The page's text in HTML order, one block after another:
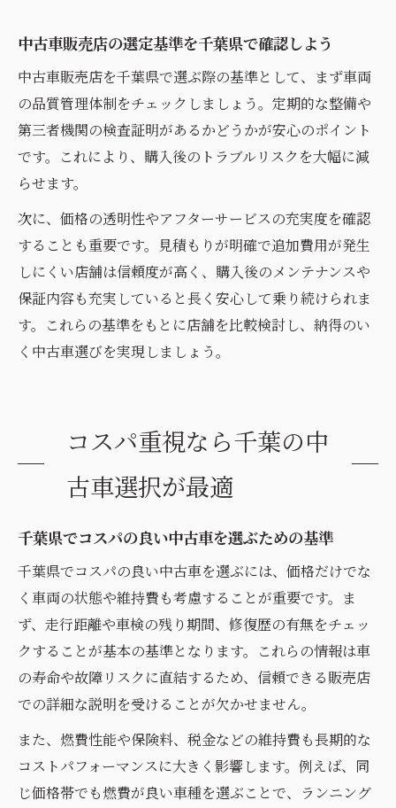
中古車販売店の選定基準を千葉県で確認しよう
中古車販売店を千葉県で選ぶ際の基準として、まず車両
の品質管理体制をチェックしましょう。定期的な整備や
第三者機関の検査証明があるかどうかが安心のポイント
です。これにより、購入後のトラブルリスクを大幅に減
らせます。
次に、価格の透明性やアフターサービスの充実度を確認
することも重要です。見積もりが明確で追加費用が発生
しにくい店舗は信頼度が高く、購入後のメンテナンスや
保証内容も充実していると長く安心して乗り続けられま
す。これらの基準をもとに店舗を比較検討し、納得のい
く中古車選びを実現しましょう。
コスパ重視なら千葉の中
古車選択が最適
千葉県でコスパの良い中古車を選ぶための基準
千葉県でコスパの良い中古車を選ぶには、価格だけでな
く車両の状態や維持費も考慮することが重要です。ま
ず、走行距離や車検の残り期間、修復歴の有無をチェッ
クすることが基本の基準となります。これらの情報は車
の寿命や故障リスクに直結するため、信頼できる販売店
での詳細な説明を受けることが欠かせません。
また、燃費性能や保険料、税金などの維持費も長期的な
コストパフォーマンスに大きく影響します。例えば、同
じ価格帯でも燃費が良い車種を選ぶことで、ランニング